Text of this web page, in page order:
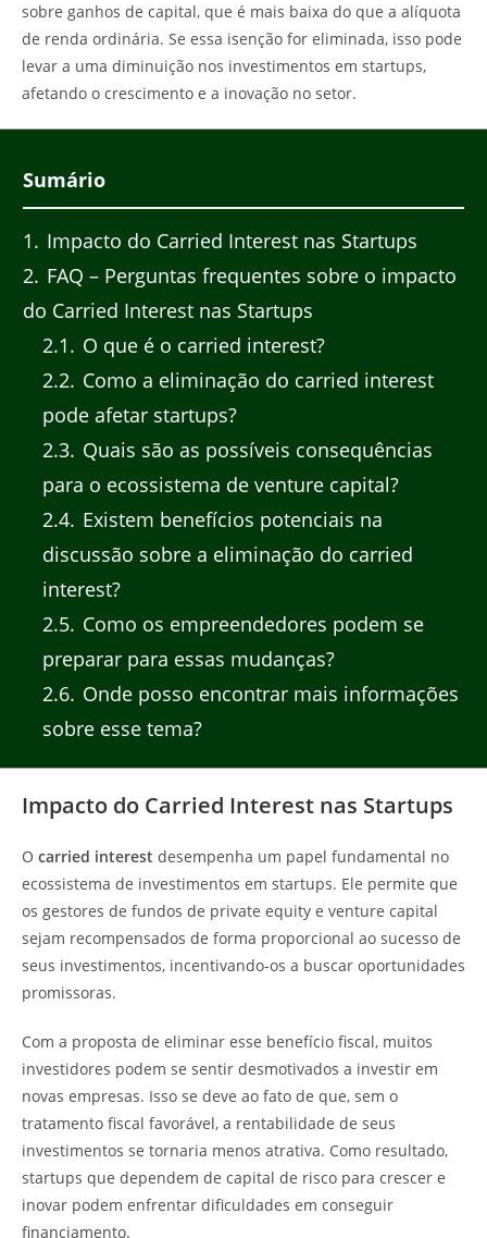
sobre ganhos de capital, que é mais baixa do que a alíquota
de renda ordinária. Se essa isenção for eliminada, isso pode
levar a uma diminuição nos investimentos em startups,
afetando o crescimento e a inovação no setor.
Sumário
1
Impacto do Carried Interest nas Startups
2 FAQ – Perguntas frequentes sobre o impacto
do Carried Interest nas Startups
2.1
O que é o carried interest?
2.2 Como a eliminação do carried interest
pode afetar startups?
2.3 Quais são as possíveis consequências
para o ecossistema de venture capital?
2.4 Existem benefícios potenciais na
discussão sobre a eliminação do carried
interest?
2.5 Como os empreendedores podem se
preparar para essas mudanças?
2.6 Onde posso encontrar mais informações
sobre esse tema?
Impacto do Carried Interest nas Startups
O carried interest desempenha um papel fundamental no
ecossistema de investimentos em startups. Ele permite que
os gestores de fundos de private equity e venture capital
sejam recompensados de forma proporcional ao sucesso de
seus investimentos, incentivando-os a buscar oportunidades
promissoras.
Com a proposta de eliminar esse benefício fiscal, muitos
investidores podem se sentir desmotivados a investir em
novas empresas. Isso se deve ao fato de que, sem o
tratamento fiscal favorável, a rentabilidade de seus
investimentos se tornaria menos atrativa. Como resultado,
startups que dependem de capital de risco para crescer e
inovar podem enfrentar dificuldades em conseguir
financiamento.